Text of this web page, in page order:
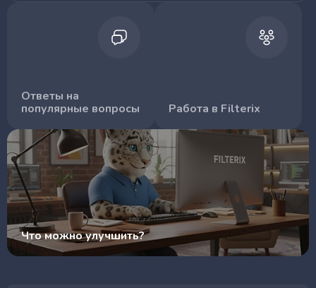
Ответы на
популярные вопросы
Работа в Filterix
Что можно улучшить?